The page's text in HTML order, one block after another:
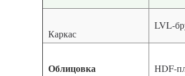
Каркас
LVL-
Облицовка HDF-